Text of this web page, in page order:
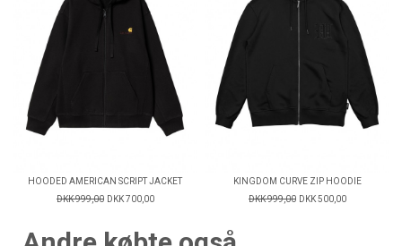
HOODED AMERICAN SCRIPT JACKET
DKK 999,00 DKK 700,00
KINGDOM CURVE ZIP HOODIE
DKK 999,00 DKK 500,00